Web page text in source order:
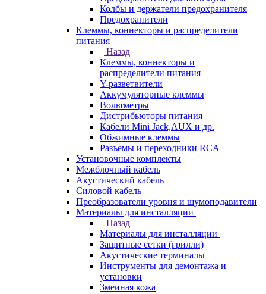
Колбы и держатели предохранителя
Предохранители
Клеммы, коннекторы и распределители
питания
Назад
Клеммы, коннекторы и
распределители питания
Y-разветвители
Аккумуляторные клеммы
Вольтметры
Дистрибьюторы питания
Кабели Mini Jack,AUX и др.
Обжимные клеммы
Разъемы и переходники RCA
Установочные комплекты
Межблочный кабель
Акустический кабель
Силовой кабель
Преобразователи уровня и шумоподавители
Материалы для инсталляции
Назад
Материалы для инсталляции
Защитные сетки (грилли)
Акустические терминалы
Инструменты для демонтажа и
установки
Змеиная кожа